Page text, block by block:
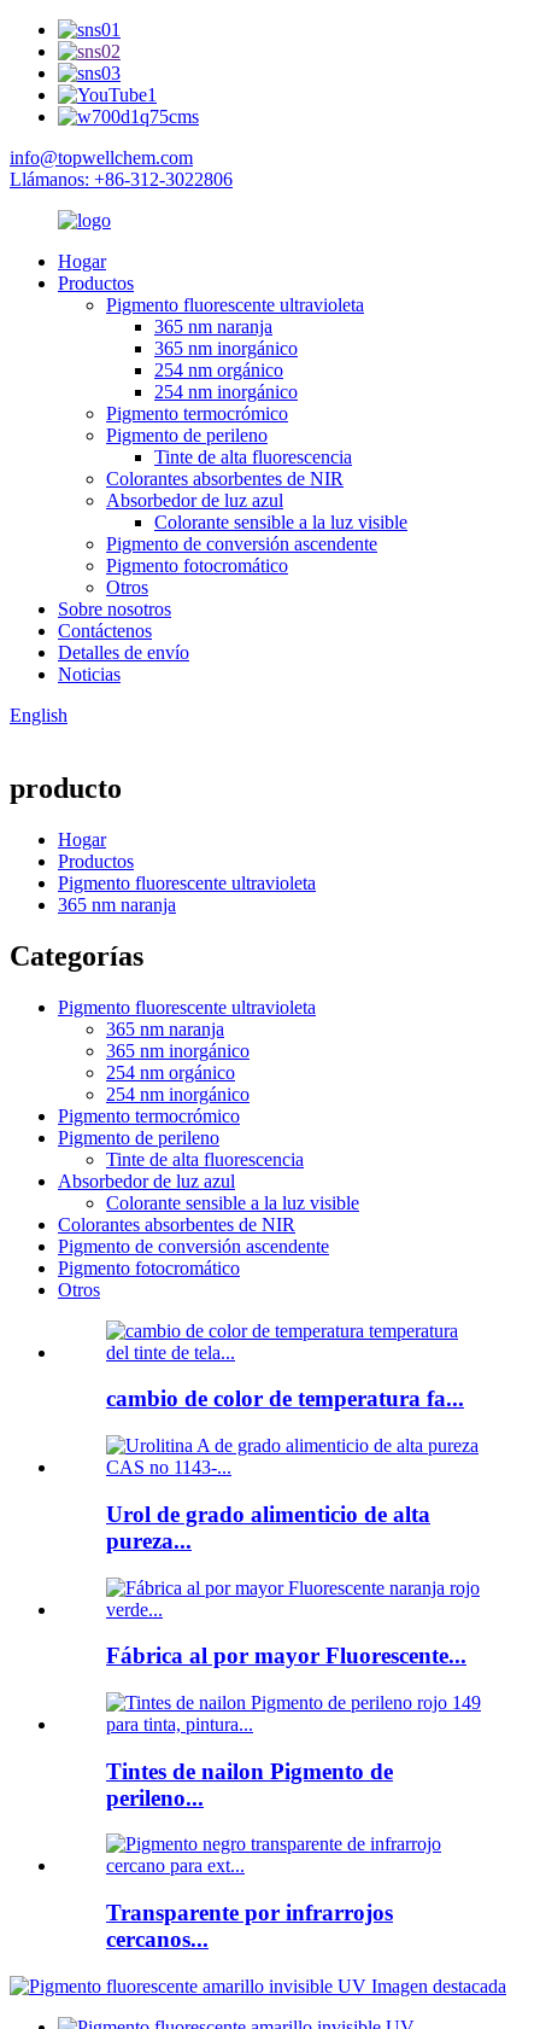
info@topwellchem.com
Llámanos: +86-312-3022806
Hogar
Productos
Pigmento fluorescente ultravioleta
365 nm naranja
365 nm inorgánico
254 nm orgánico
254 nm inorgánico
Pigmento termocrómico
Pigmento de perileno
Tinte de alta fluorescencia
Colorantes absorbentes de NIR
Absorbedor de luz azul
Colorante sensible a la luz visible
Pigmento de conversión ascendente
Pigmento fotocromático
Otros
Sobre nosotros
Contáctenos
Detalles de envío
Noticias
English
producto
Hogar
Productos
Pigmento fluorescente ultravioleta
365 nm naranja
Categorías
Pigmento fluorescente ultravioleta
365 nm naranja
365 nm inorgánico
254 nm orgánico
254 nm inorgánico
Pigmento termocrómico
Pigmento de perileno
Tinte de alta fluorescencia
Absorbedor de luz azul
Colorante sensible a la luz visible
Colorantes absorbentes de NIR
Pigmento de conversión ascendente
Pigmento fotocromático
Otros
cambio de color de temperatura fa...
Urol de grado alimenticio de alta
pureza...
Fábrica al por mayor Fluorescente...
Tintes de nailon Pigmento de
perileno...
Transparente por infrarrojos
cercanos...